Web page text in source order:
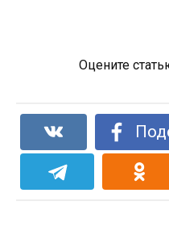
Оцените